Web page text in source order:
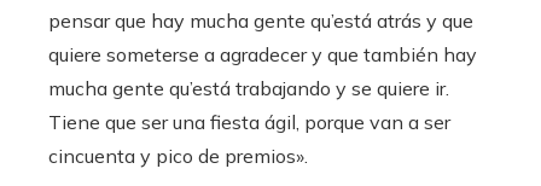
pensar que hay mucha gente qu’está atrás y que
quiere someterse a agradecer y que también hay
mucha gente qu’está trabajando y se quiere ir.
Tiene que ser una fiesta ágil, porque van a ser
cincuenta y pico de premios».